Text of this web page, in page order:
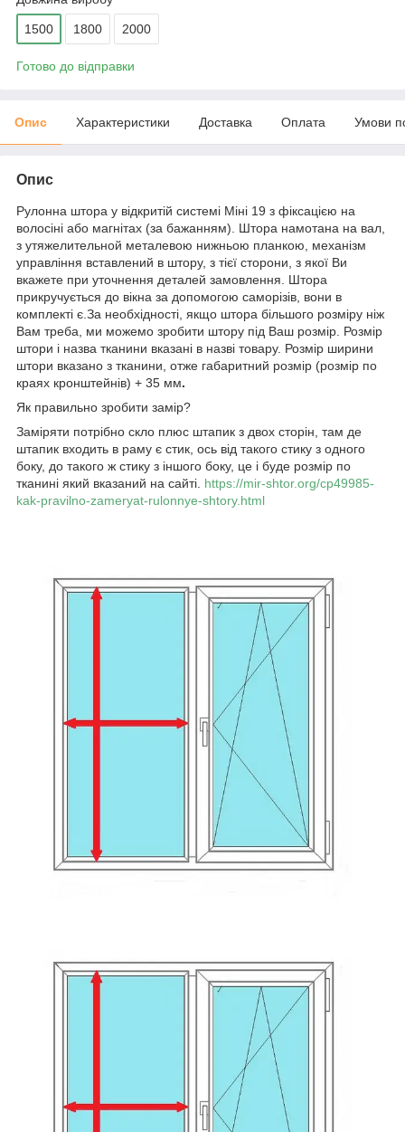
1500 1800 2000
Готово до відправки
Опис Характеристики Доставка Оплата Умови
Опис
Рулонна штора у відкритій системі Міні 19 з фіксацією на
волосіні або магнітах (за бажанням). Штора намотана на вал,
з утяжелительной металевою нижньою планкою, механізм
управління вставлений в штору, з тієї сторони, з якої Ви
вкажете при уточнення деталей замовлення. Штора
прикручується до вікна за допомогою саморізів, вони в
комплекті є.За необхідності, якщо штора більшого розміру ніж
Вам треба, ми можемо зробити штору під Ваш розмір. Розмір
штори і назва тканини вказані в назві товару. Розмір ширини
штори вказано з тканини, отже габаритний розмір (розмір по
краях кронштейнів) + 35 мм.
Як правильно зробити замір?
Заміряти потрібно скло плюс штапик з двох сторін, там де
штапик входить в раму є стик, ось від такого стику з одного
боку, до такого ж стику з іншого боку, це і буде розмір по
тканині який вказаний на сайті. https://mir-shtor.org/cp49985-
kak-pravilno-zameryat-rulonnye-shtory.html